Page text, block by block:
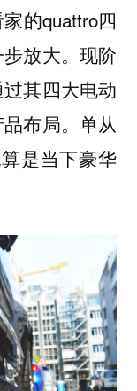
的quattro四
放大。现阶
其四大电动
布局。单从
是当下豪华